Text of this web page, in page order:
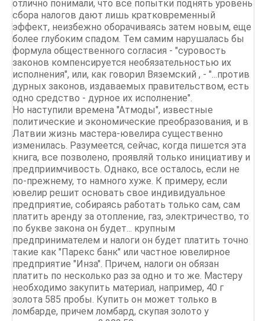
отлично понимали, что все попытки поднять уровень
сбора налогов дают лишь кратковременный
эффект, неизбежно оборачиваясь затем новым, еще
более глубоким спадом. Тем самим нарушалась бы
формула общественного согласия - "суровость
законов компенсируется необязательностью их
исполнения", или, как говорил Вяземский , - "...против
дурных законов, издаваемых правительством, есть
одно средство - дурное их исполнение".
Но наступили времена "Атмоды", известные
политические и экономические преобразования, и в
Латвии жизнь мастера-ювелира существенно
изменилась. Разумеется, сейчас, когда пишется эта
книга, все позволено, проявляй только инициативу и
предприимчивость. Однако, все осталось, если не
по-прежнему, то намного хуже. К примеру, если
ювелир решит основать свое индивидуальное
предприятие, собираясь работать только сам, сам
платить аренду за отопление, газ, электричество, то
по букве закона он будет... крупным
предпринимателем и налоги он будет платить точно
такие как "Парекс банк" или частное ювелирное
предприятие "Инза". Причем, налоги он обязан
платить по несколько раз за одно и то же. Мастеру
необходимо закупить материал, например, 40 г
золота 585 пробы. Купить он может только в
ломбарде, причем ломбард, скупая золото у